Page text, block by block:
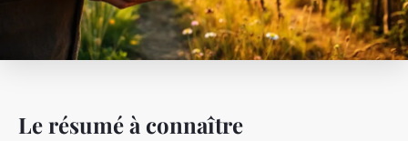
Le résumé à connaître